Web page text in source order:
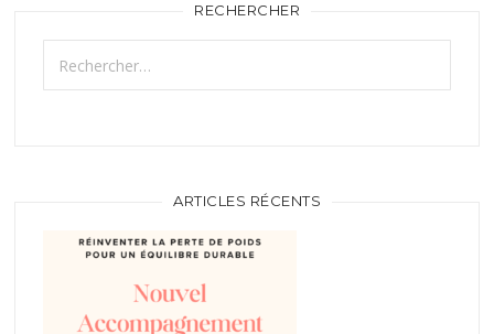
RECHERCHER
Rechercher :
ARTICLES RÉCENTS